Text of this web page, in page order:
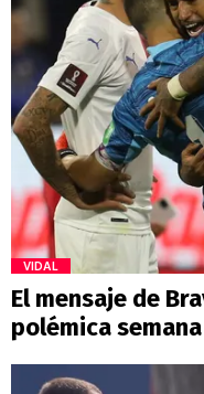
VIDAL
El mensaje de
polémica semana